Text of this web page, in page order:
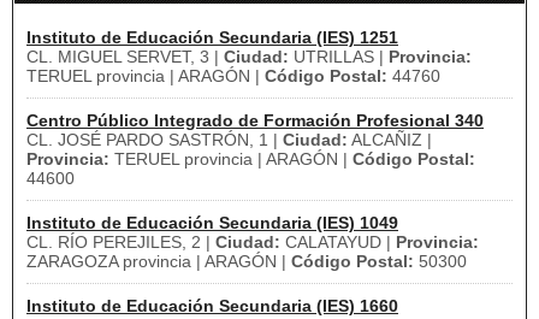
Instituto de Educación Secundaria (IES) 1251
CL. MIGUEL SERVET, 3 | Ciudad: UTRILLAS | Provincia:
TERUEL provincia | ARAGÓN | Código Postal: 44760
Centro Público Integrado de Formación Profesional 340
CL. JOSÉ PARDO SASTRÓN, 1 | Ciudad: ALCAÑIZ |
Provincia: TERUEL provincia | ARAGÓN | Código Postal:
44600
Instituto de Educación Secundaria (IES) 1049
CL. RÍO PEREJILES, 2 | Ciudad: CALATAYUD | Provincia:
ZARAGOZA provincia | ARAGÓN | Código Postal: 50300
Instituto de Educación Secundaria (IES) 1660